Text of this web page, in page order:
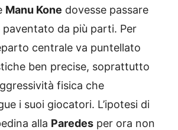
Manu Kone dovesse passare
paventato da più parti. Per
centrale va puntellato
ben precise, soprattutto
fisica che
i suoi giocatori. L’ipotesi di
alla Paredes per ora non